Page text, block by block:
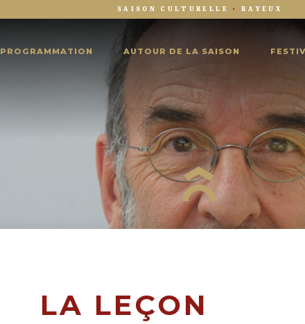
SAISON CULTURELLE •BAYEUX
PROGRAMMATION AUTOUR DE LA SAISON
LA LEÇON